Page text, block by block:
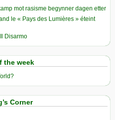
mot rasisme begynner dagen etter
le « Pays des Lumières » éteint
Disarmo
the week
Corner